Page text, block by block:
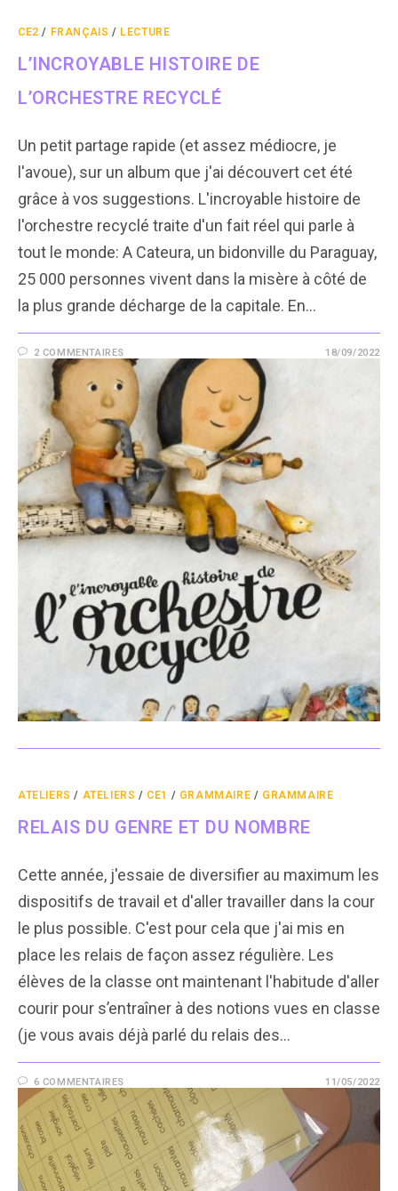
CE2 / FRANÇAIS / LECTURE
L’INCROYABLE HISTOIRE DE
L’ORCHESTRE RECYCLÉ
Un petit partage rapide (et assez médiocre, je
l'avoue), sur un album que j'ai découvert cet été
grâce à vos suggestions. L'incroyable histoire de
l'orchestre recyclé traite d'un fait réel qui parle à
tout le monde: A Cateura, un bidonville du Paraguay,
25 000 personnes vivent dans la misère à côté de
la plus grande décharge de la capitale. En…
2 COMMENTAIRES 18/09/2022
ATELIERS / ATELIERS / CE1 / GRAMMAIRE / GRAMMAIRE
RELAIS DU GENRE ET DU NOMBRE
Cette année, j'essaie de diversifier au maximum les
dispositifs de travail et d'aller travailler dans la cour
le plus possible. C'est pour cela que j'ai mis en
place les relais de façon assez régulière. Les
élèves de la classe ont maintenant l'habitude d'aller
courir pour s’entraîner à des notions vues en classe
(je vous avais déjà parlé du relais des…
6 COMMENTAIRES 11/05/2022